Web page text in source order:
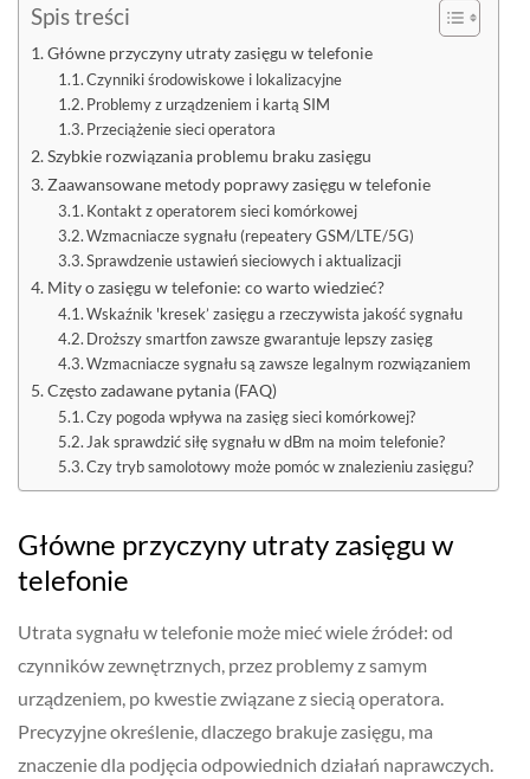
Spis treści
Główne przyczyny utraty zasięgu w telefonie
Czynniki środowiskowe i lokalizacyjne
Problemy z urządzeniem i kartą SIM
Przeciążenie sieci operatora
Szybkie rozwiązania problemu braku zasięgu
Zaawansowane metody poprawy zasięgu w telefonie
Kontakt z operatorem sieci komórkowej
Wzmacniacze sygnału (repeatery GSM/LTE/5G)
Sprawdzenie ustawień sieciowych i aktualizacji
Mity o zasięgu w telefonie: co warto wiedzieć?
Wskaźnik 'kresek’ zasięgu a rzeczywista jakość sygnału
Droższy smartfon zawsze gwarantuje lepszy zasięg
Wzmacniacze sygnału są zawsze legalnym rozwiązaniem
Często zadawane pytania (FAQ)
Czy pogoda wpływa na zasięg sieci komórkowej?
Jak sprawdzić siłę sygnału w dBm na moim telefonie?
Czy tryb samolotowy może pomóc w znalezieniu zasięgu?
Główne przyczyny utraty zasięgu w
telefonie
Utrata sygnału w telefonie może mieć wiele źródeł: od
czynników zewnętrznych, przez problemy z samym
urządzeniem, po kwestie związane z siecią operatora.
Precyzyjne określenie, dlaczego brakuje zasięgu, ma
znaczenie dla podjęcia odpowiednich działań naprawczych.